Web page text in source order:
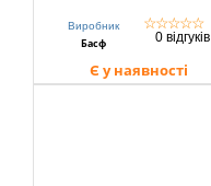
Виробник
Басф
☆☆☆☆☆
0 відгуків
Є у наявності